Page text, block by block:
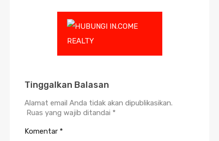
Tinggalkan Balasan
Alamat email Anda tidak akan dipublikasikan.
Ruas yang wajib ditandai *
Komentar *